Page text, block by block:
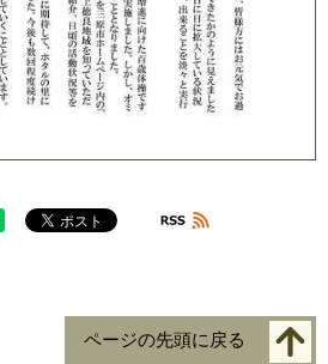
ページの先頭に戻る